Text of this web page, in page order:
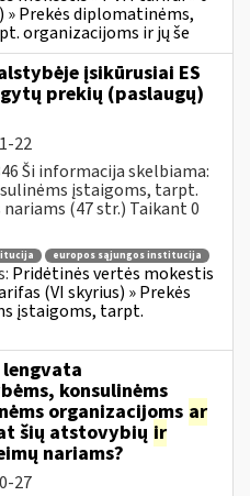
» Prekės diplomatinėms,
organizacijoms ir jų še
įsikūrusiai ES
prekių (paslaugų)
22
Ši informacija skelbiama:
įstaigoms, tarpt.
nariams (47 str.) Taikant 0
europos sąjungos institucija
Pridėtinės vertės mokestis
(VI skyrius) » Prekės
įstaigoms, tarpt.
lengvata
konsulinėms
organizacijoms ar
šių atstovybių ir
nariams?
27